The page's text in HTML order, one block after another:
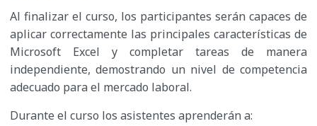
Al finalizar el curso, los participantes serán capaces de
aplicar correctamente las principales características de
Microsoft Excel y completar tareas de manera
independiente, demostrando un nivel de competencia
adecuado para el mercado laboral.
Durante el curso los asistentes aprenderán a: